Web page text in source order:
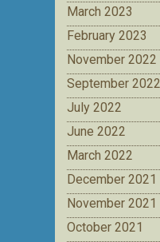
March 2023
February 2023
November 2022
September 2022
July 2022
June 2022
March 2022
December 2021
November 2021
October 2021